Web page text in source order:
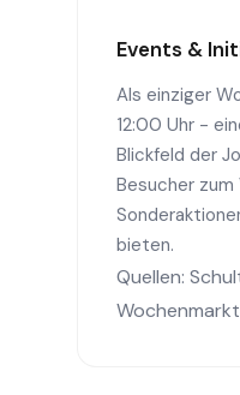
Events &
Als einziger
12:00 Uhr -
Blickfeld der
Besucher
bieten.
Quellen: